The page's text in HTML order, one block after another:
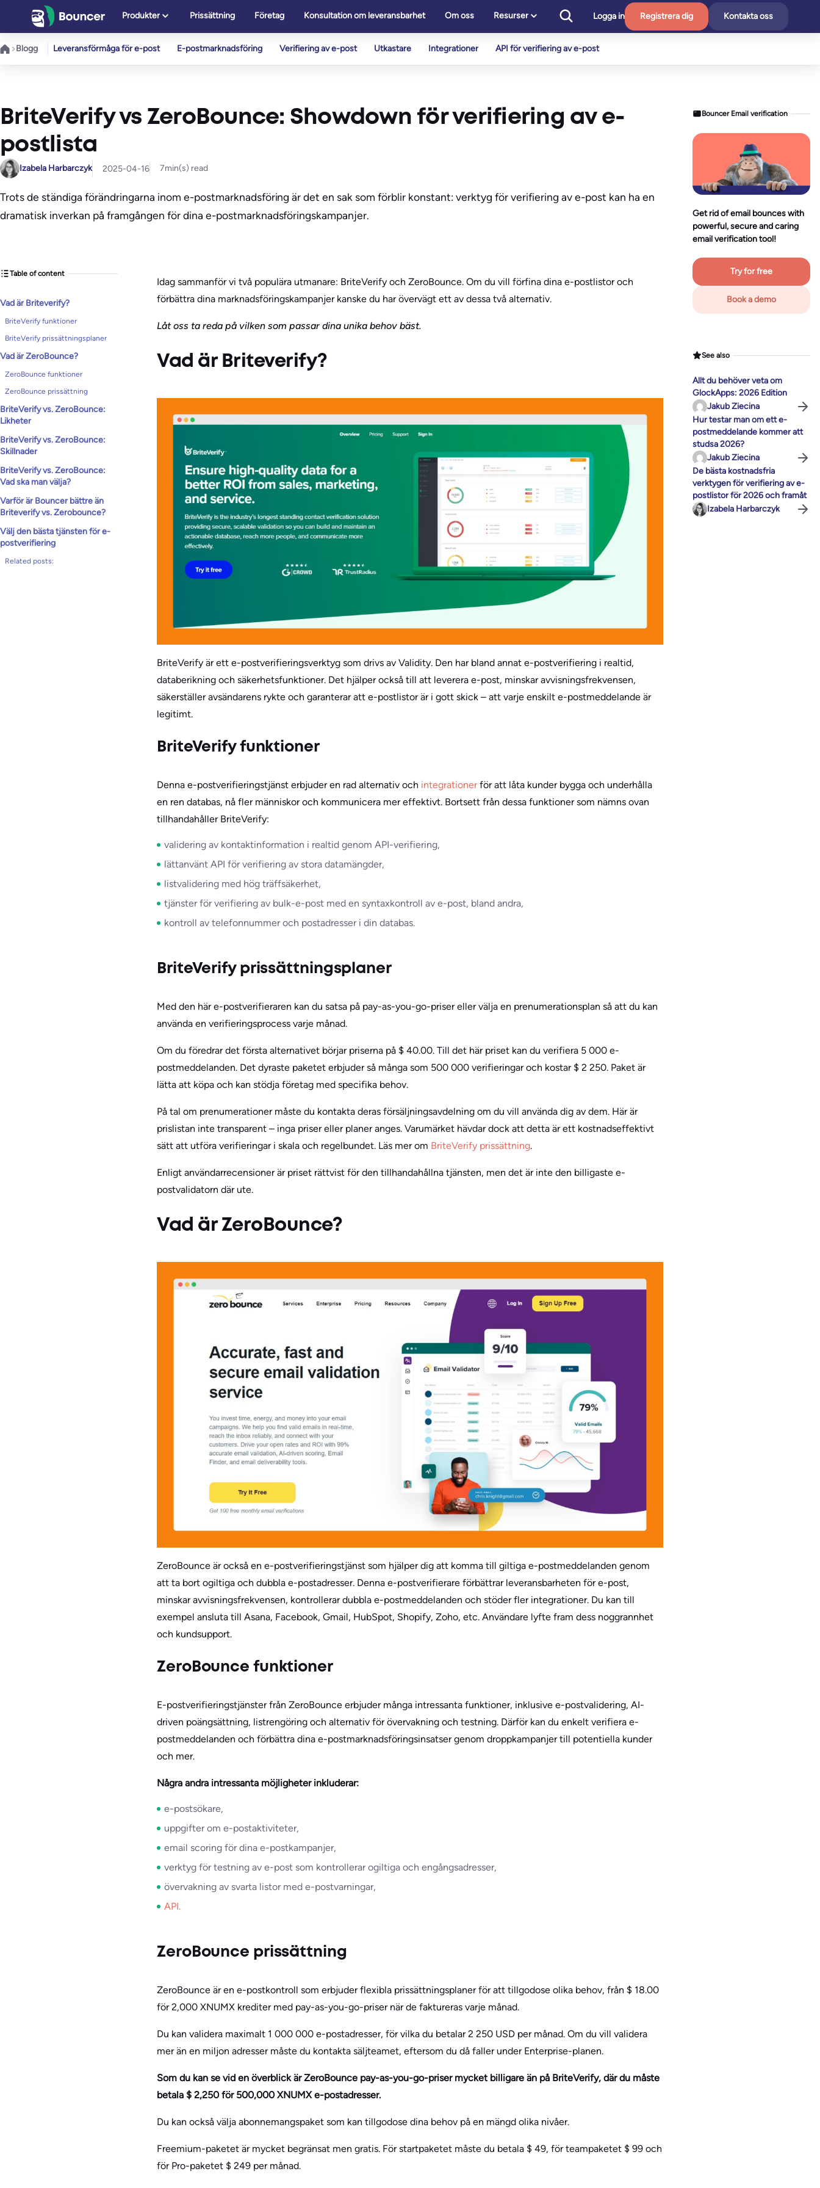
innehåll
Produkter Prissättning Företag Konsultation om leveransbarhet Om oss Resurser Logga in Registrera dig Kontakta oss
Blogg Leveransförmåga för e-post E-postmarknadsföring Verifiering av e-post Utkastare Integrationer API för verifiering av e-post
BriteVerify vs ZeroBounce: Showdown för verifiering av e-
postlista
Izabela Harbarczyk 2025-04-16 7min(s) read
Trots de ständiga förändringarna inom e-postmarknadsföring är det en sak som förblir konstant: verktyg för verifiering av e-post kan ha en
dramatisk inverkan på framgången för dina e-postmarknadsföringskampanjer.
Table of content
Vad är Briteverify?
BriteVerify funktioner
BriteVerify prissättningsplaner
Vad är ZeroBounce?
ZeroBounce funktioner
ZeroBounce prissättning
BriteVerify vs. ZeroBounce:
Likheter
BriteVerify vs. ZeroBounce:
Skillnader
BriteVerify vs. ZeroBounce:
Vad ska man välja?
Varför är Bouncer bättre än
Briteverify vs. Zerobounce?
Välj den bästa tjänsten för e-
postverifiering
Related posts:
Idag sammanför vi två populära utmanare: BriteVerify och ZeroBounce. Om du vill förfina dina e-postlistor och
förbättra dina marknadsföringskampanjer kanske du har övervägt ett av dessa två alternativ.
Låt oss ta reda på vilken som passar dina unika behov bäst.
Vad är Briteverify?
BriteVerify är ett e-postverifieringsverktyg som drivs av Validity. Den har bland annat e-postverifiering i realtid,
databerikning och säkerhetsfunktioner. Det hjälper också till att leverera e-post, minskar avvisningsfrekvensen,
säkerställer avsändarens rykte och garanterar att e-postlistor är i gott skick – att varje enskilt e-postmeddelande är
legitimt.
BriteVerify funktioner
Denna e-postverifieringstjänst erbjuder en rad alternativ och integrationerför att låta kunder bygga och underhålla
en ren databas, nå fler människor och kommunicera mer effektivt. Bortsett från dessa funktioner som nämns ovan
tillhandahåller BriteVerify:
validering av kontaktinformation i realtid genom API-verifiering,
lättanvänt API för verifiering av stora datamängder,
listvalidering med hög träffsäkerhet,
tjänster för verifiering av bulk-e-post med en syntaxkontroll av e-post, bland andra,
kontroll av telefonnummer och postadresser i din databas.
BriteVerify prissättningsplaner
Med den här e-postverifieraren kan du satsa på pay-as-you-go-priser eller välja en prenumerationsplan så att du kan
använda en verifieringsprocess varje månad.
Om du föredrar det första alternativet börjar priserna på $ 40.00. Till det här priset kan du verifiera 5 000 e-
postmeddelanden. Det dyraste paketet erbjuder så många som 500 000 verifieringar och kostar $ 2 250. Paket är
lätta att köpa och kan stödja företag med specifika behov.
På tal om prenumerationer måste du kontakta deras försäljningsavdelning om du vill använda dig av dem. Här är
prislistan inte transparent – inga priser eller planer anges. Varumärket hävdar dock att detta är ett kostnadseffektivt
sätt att utföra verifieringar i skala och regelbundet. Läs mer om BriteVerify prissättning.
Enligt användarrecensioner är priset rättvist för den tillhandahållna tjänsten, men det är inte den billigaste e-
postvalidatorn där ute.
Vad är ZeroBounce?
ZeroBounce är också en e-postverifieringstjänst som hjälper dig att komma till giltiga e-postmeddelanden genom
att ta bort ogiltiga och dubbla e-postadresser. Denna e-postverifierare förbättrar leveransbarheten för e-post,
minskar avvisningsfrekvensen, kontrollerar dubbla e-postmeddelanden och stöder fler integrationer. Du kan till
exempel ansluta till Asana, Facebook, Gmail, HubSpot, Shopify, Zoho, etc. Användare lyfte fram dess noggrannhet
och kundsupport.
ZeroBounce funktioner
E-postverifieringstjänster från ZeroBounce erbjuder många intressanta funktioner, inklusive e-postvalidering, AI-
driven poängsättning, listrengöring och alternativ för övervakning och testning. Därför kan du enkelt verifiera e-
postmeddelanden och förbättra dina e-postmarknadsföringsinsatser genom droppkampanjer till potentiella kunder
och mer.
Några andra intressanta möjligheter inkluderar:
e-postsökare,
uppgifter om e-postaktiviteter,
email scoring för dina e-postkampanjer,
verktyg för testning av e-post som kontrollerar ogiltiga och engångsadresser,
övervakning av svarta listor med e-postvarningar,
API.
ZeroBounce prissättning
ZeroBounce är en e-postkontroll som erbjuder flexibla prissättningsplaner för att tillgodose olika behov, från $ 18.00
för 2,000 XNUMX krediter med pay-as-you-go-priser när de faktureras varje månad.
Du kan validera maximalt 1 000 000 e-postadresser, för vilka du betalar 2 250 USD per månad. Om du vill validera
mer än en miljon adresser måste du kontakta säljteamet, eftersom du då faller under Enterprise-planen.
Som du kan se vid en överblick är ZeroBounce pay-as-you-go-priser mycket billigare än på BriteVerify, där du måste
betala $ 2,250 för 500,000 XNUMX e-postadresser.
Du kan också välja abonnemangspaket som kan tillgodose dina behov på en mängd olika nivåer.
Freemium-paketet är mycket begränsat men gratis. För startpaketet måste du betala $ 49, för teampaketet $ 99 och
för Pro-paketet $ 249 per månad.
Bouncer Email verification
Get rid of email bounces with
powerful, secure and caring
email verification tool!
Try for free
Book a demo
See also
Allt du behöver veta om
GlockApps: 2026 Edition
Jakub Ziecina
Hur testar man om ett e-
postmeddelande kommer att
studsa 2026?
Jakub Ziecina
De bästa kostnadsfria
verktygen för verifiering av e-
postlistor för 2026 och framåt
Izabela Harbarczyk